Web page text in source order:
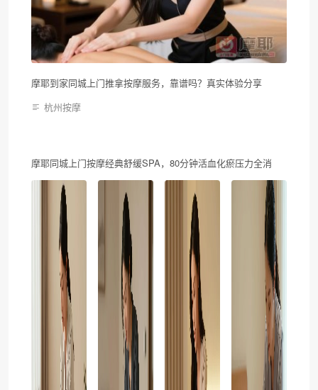
摩耶到家同城上门推拿按摩服务，靠谱吗？真实体验分享
杭州按摩
摩耶同城上门按摩经典舒缓SPA，80分钟活血化瘀压力全消